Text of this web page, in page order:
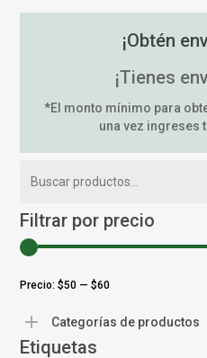
¡Obtén
¡Tienes
*El monto mínimo para
una vez ingreses
Buscar
Filtrar por precio
Precio:$50 —$60
Categorías de productos
Etiquetas